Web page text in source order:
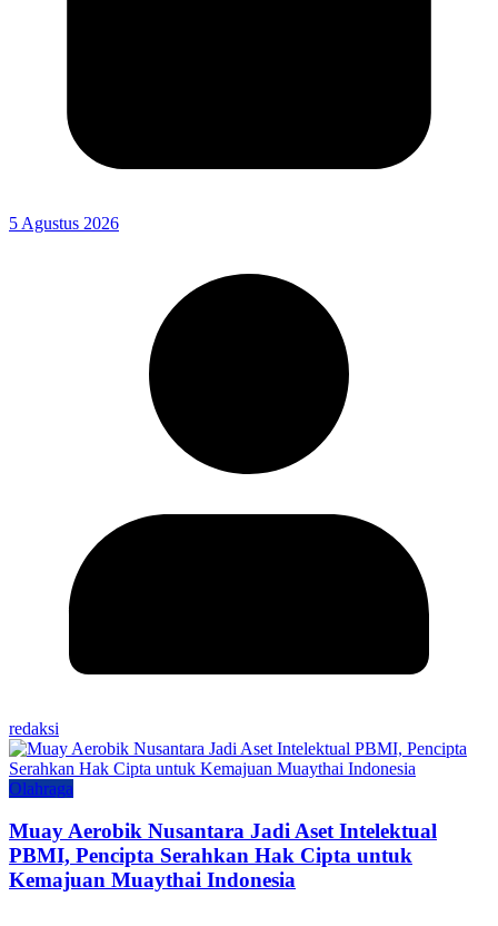
5 Agustus 2026
redaksi
Olahraga
Muay Aerobik Nusantara Jadi Aset Intelektual
PBMI, Pencipta Serahkan Hak Cipta untuk
Kemajuan Muaythai Indonesia